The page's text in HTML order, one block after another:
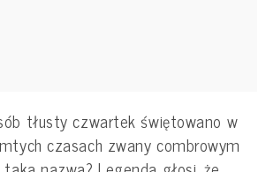
tłusty czwartek świętowano w
czasach zwany combrowym